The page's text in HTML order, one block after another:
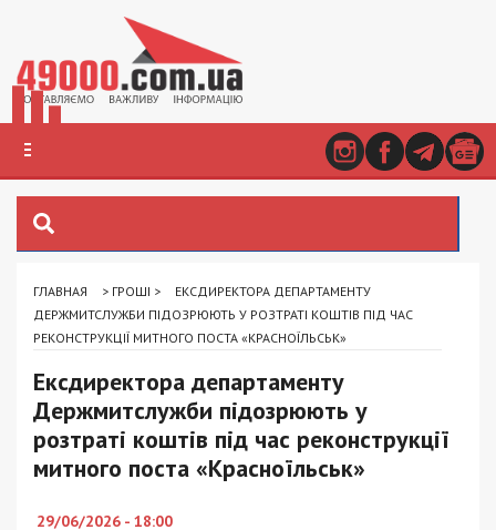
ГЛАВНАЯ > ГРОШІ >
ЕКСДИРЕКТОРА ДЕПАРТАМЕНТУ
ДЕРЖМИТСЛУЖБИ ПІДОЗРЮЮТЬ У РОЗТРАТІ КОШТІВ ПІД ЧАС
РЕКОНСТРУКЦІЇ МИТНОГО ПОСТА «КРАСНОЇЛЬСЬК»
Ексдиректора департаменту
Держмитслужби підозрюють у
розтраті коштів під час реконструкції
митного поста «Красноїльськ»
29/06/2026 - 18:00